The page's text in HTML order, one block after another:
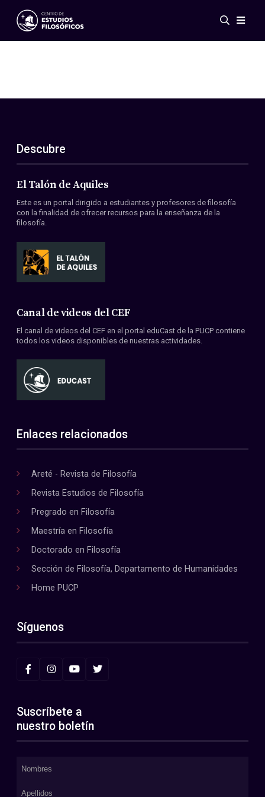
Eventos
ES
EN
Acerca de nosotros
Miembros
Convenios
Descubre
El Talón de Aquiles
Este es un portal dirigido a estudiantes y profesores de filosofía
con la finalidad de ofrecer recursos para la enseñanza de la
filosofía.
Canal de videos del CEF
El canal de videos del CEF en el portal eduCast de la PUCP contiene
todos los videos disponibles de nuestras actividades.
Enlaces relacionados
Areté - Revista de Filosofía
Revista Estudios de Filosofía
Pregrado en Filosofía
Maestría en Filosofía
Doctorado en Filosofía
Sección de Filosofía, Departamento de Humanidades
Home PUCP
Síguenos
Suscríbete a
nuestro boletín